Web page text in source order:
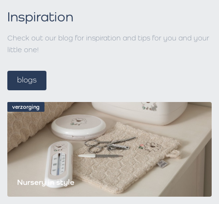
verzorging
Nursery in style
Inspiration
Check out our blog for inspiration and tips for you and your
little one!
blogs